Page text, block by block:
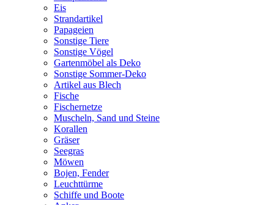
Eis
Strandartikel
Papageien
Sonstige Tiere
Sonstige Vögel
Gartenmöbel als Deko
Sonstige Sommer-Deko
Artikel aus Blech
Fische
Fischernetze
Muscheln, Sand und Steine
Korallen
Gräser
Seegras
Möwen
Bojen, Fender
Leuchttürme
Schiffe und Boote